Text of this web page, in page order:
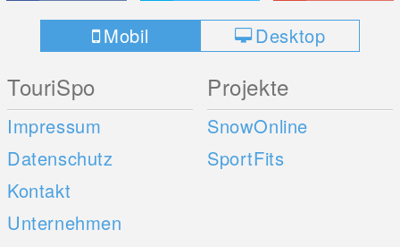
Mobil Desktop
TouriSpo
Impressum
Datenschutz
Kontakt
Unternehmen
Projekte
SnowOnline
SportFits